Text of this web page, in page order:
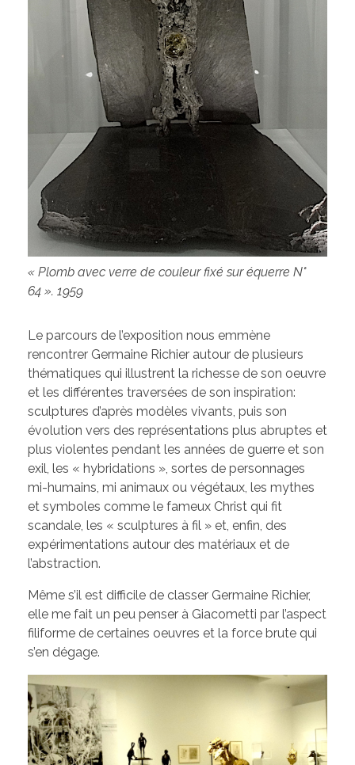
« Plomb avec verre de couleur fixé sur équerre N°
64 ». 1959
Le parcours de l’exposition nous emmène
rencontrer Germaine Richier autour de plusieurs
thématiques qui illustrent la richesse de son oeuvre
et les différentes traversées de son inspiration:
sculptures d’après modèles vivants, puis son
évolution vers des représentations plus abruptes et
plus violentes pendant les années de guerre et son
exil, les « hybridations », sortes de personnages
mi-humains, mi animaux ou végétaux, les mythes
et symboles comme le fameux Christ qui fit
scandale, les « sculptures à fil » et, enfin, des
expérimentations autour des matériaux et de
l’abstraction.
Même s’il est difficile de classer Germaine Richier,
elle me fait un peu penser à Giacometti par l’aspect
filiforme de certaines oeuvres et la force brute qui
s’en dégage.